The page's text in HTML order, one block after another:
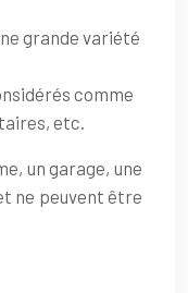
grande variété
comme
etc.
un garage, une
ne peuvent être